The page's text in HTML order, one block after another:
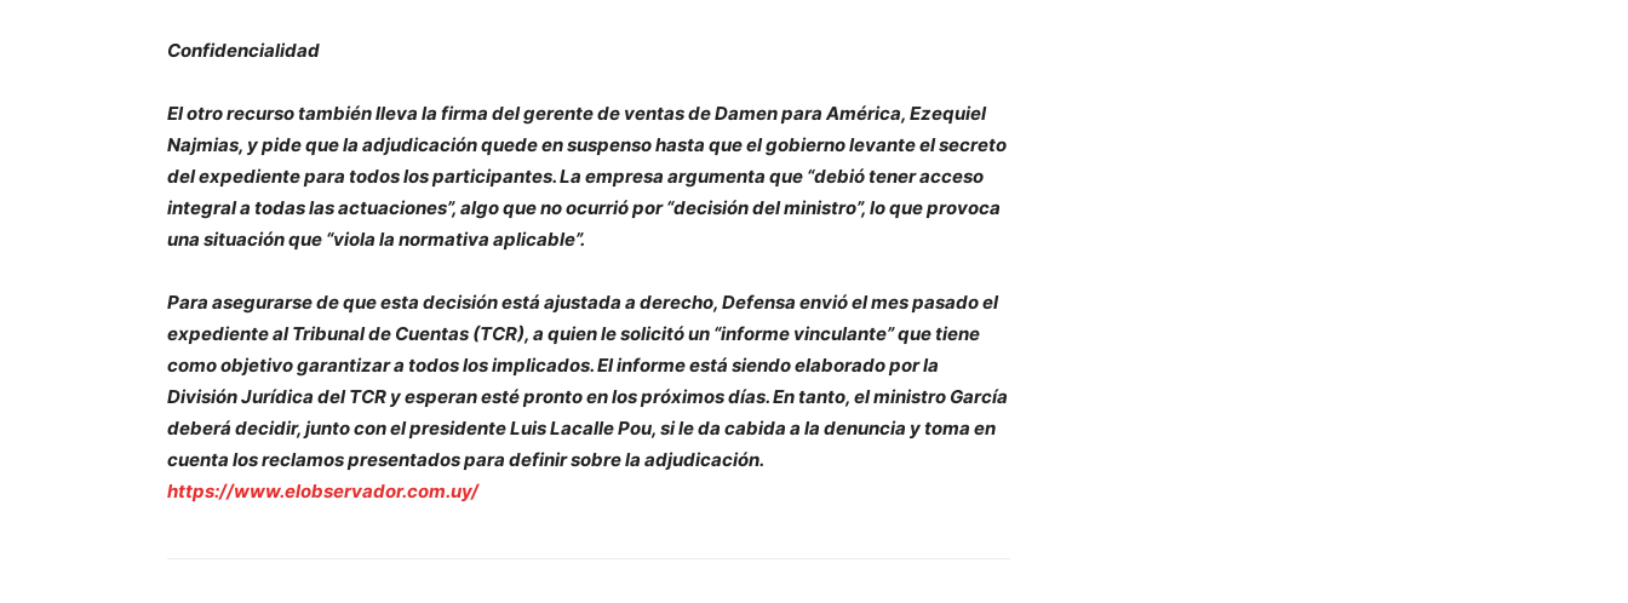
Confidencialidad
El otro recurso también lleva la firma del gerente de ventas de Damen para América, Ezequiel
Najmias, y pide que la adjudicación quede en suspenso hasta que el gobierno levante el secreto
del expediente para todos los participantes. La empresa argumenta que “debió tener acceso
integral a todas las actuaciones”, algo que no ocurrió por “decisión del ministro”, lo que provoca
una situación que “viola la normativa aplicable”.
Para asegurarse de que esta decisión está ajustada a derecho, Defensa envió el mes pasado el
expediente al Tribunal de Cuentas (TCR), a quien le solicitó un “informe vinculante” que tiene
como objetivo garantizar a todos los implicados. El informe está siendo elaborado por la
División Jurídica del TCR y esperan esté pronto en los próximos días. En tanto, el ministro García
deberá decidir, junto con el presidente Luis Lacalle Pou, si le da cabida a la denuncia y toma en
cuenta los reclamos presentados para definir sobre la adjudicación.
https://www.elobservador.com.uy/